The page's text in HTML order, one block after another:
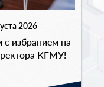
2026
с избранием на
КГМУ!